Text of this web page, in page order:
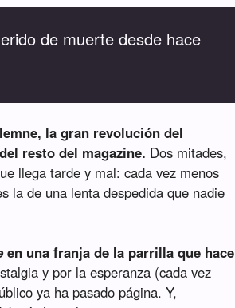
de muerte desde hace
la gran revolución del
resto del magazine. Dos mitades,
llega tarde y mal: cada vez menos
la de una lenta despedida que nadie
en una franja de la parrilla que hace
y por la esperanza (cada vez
ya ha pasado página. Y,